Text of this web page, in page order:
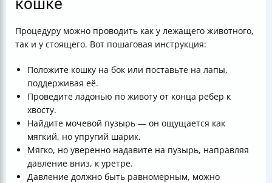
кошке
Процедуру можно проводить как у лежащего животного,
так и у стоящего. Вот пошаговая инструкция:
Положите кошку на бок или поставьте на лапы,
поддерживая её.
Проведите ладонью по животу от конца ребер к
хвосту.
Найдите мочевой пузырь — он ощущается как
мягкий, но упругий шарик.
Мягко, но уверенно надавите на пузырь, направляя
давление вниз, к уретре.
Давление должно быть равномерным, можно